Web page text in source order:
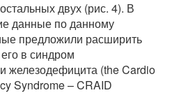
двух (рис. 4). В
данные по данному
предложили расширить
в синдром
железодефицита (the Cardio
Syndrome – CRAID